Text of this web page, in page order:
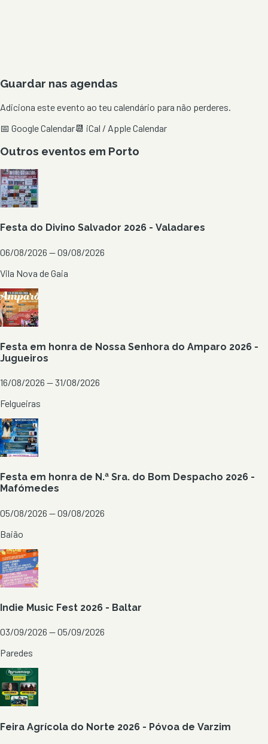
Guardar nas agendas
Adiciona este evento ao teu calendário para não perderes.
📅 Google Calendar📆 iCal / Apple Calendar
Outros eventos em Porto
Festa do Divino Salvador 2026 - Valadares
06/08/2026 — 09/08/2026
Vila Nova de Gaia
Festa em honra de Nossa Senhora do Amparo 2026 -
Jugueiros
16/08/2026 — 31/08/2026
Felgueiras
Festa em honra de N.ª Sra. do Bom Despacho 2026 -
Mafómedes
05/08/2026 — 09/08/2026
Baião
Indie Music Fest 2026 - Baltar
03/09/2026 — 05/09/2026
Paredes
Feira Agrícola do Norte 2026 - Póvoa de Varzim